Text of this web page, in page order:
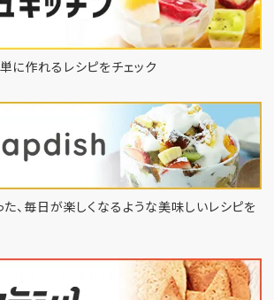
に作れるレシピをチェック
た、毎日が楽しくなるような美味しいレシピを